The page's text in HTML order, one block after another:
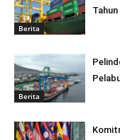
Berita
Berita